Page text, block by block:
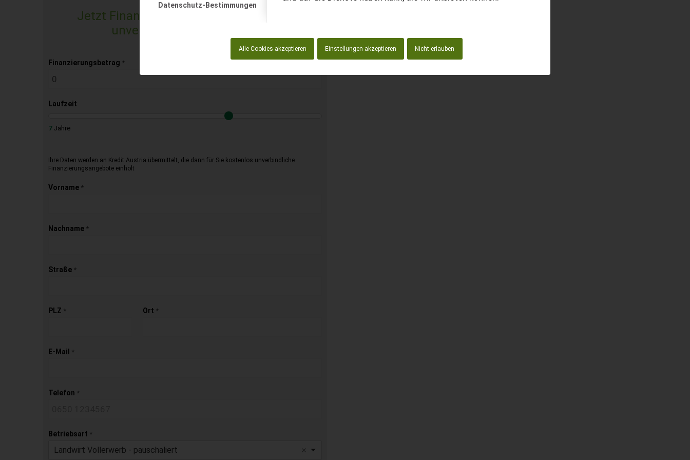
Datenschutz-Bestimmungen
Alle Cookies akzeptieren Einstellungen akzeptieren Nicht erlauben
Jetzt Finanzierungsangebot anfordern
unverbindlich & kostenlos!
Finanzierungsbetrag *
Laufzeit
7Jahre
Ihre Daten werden an Kredit Austria übermittelt, die dann für Sie kostenlos unverbindliche
Finanzierungsangebote einholt
Vorname *
Nachname *
Straße *
PLZ * Ort *
E-Mail *
Telefon *
Betriebsart *
Landwirt Vollerwerb - pauschaliert